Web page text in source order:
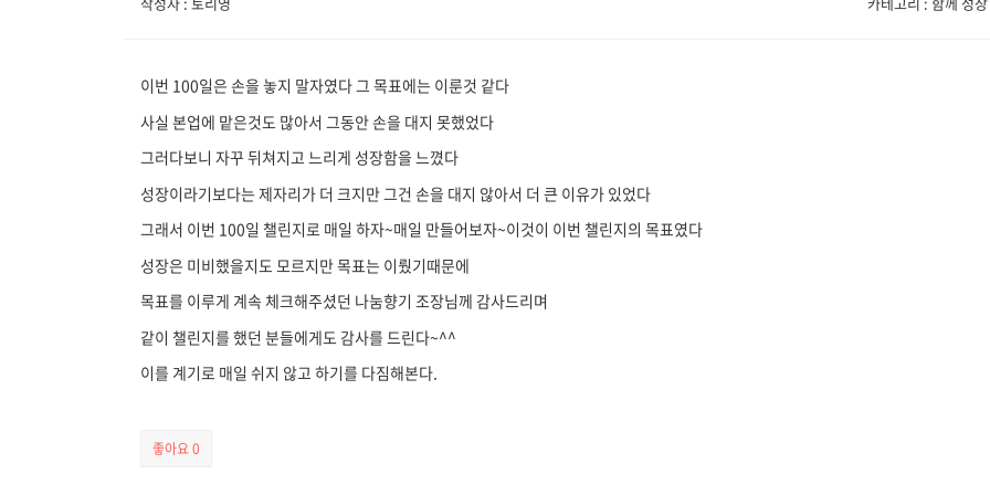
이번 100일은 손을 놓지 말자였다 그 목표에는 이룬것 같다
사실 본업에 맡은것도 많아서 그동안 손을 대지 못했었다
그러다보니 자꾸 뒤쳐지고 느리게 성장함을 느꼈다
성장이라기보다는 제자리가 더 크지만 그건 손을 대지 않아서 더 큰 이유가 있었다
그래서 이번 100일 챌린지로 매일 하자~매일 만들어보자~이것이 이번 챌린지의 목표였다
성장은 미비했을지도 모르지만 목표는 이뤘기때문에
목표를 이루게 계속 체크해주셨던 나눔향기 조장님께 감사드리며
같이 챌린지를 했던 분들에게도 감사를 드린다~^^
이를 계기로 매일 쉬지 않고 하기를 다짐해본다.
좋아요0